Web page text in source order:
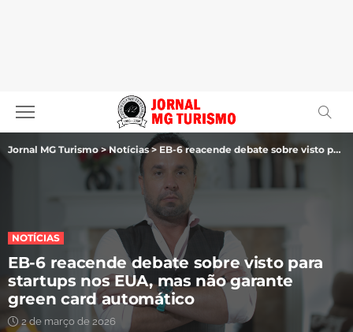
Jornal MG Turismo>Notícias> EB-6 reacende debate sobre visto para startups nos EUA, mas não garante green card automático
NOTÍCIAS
EB-6 reacende debate sobre visto para
startups nos EUA, mas não garante
green card automático
2 de março de 2026